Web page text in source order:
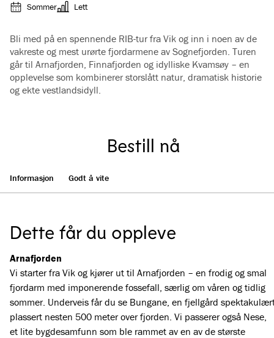
Sommer Lett
Bli med på en spennende RIB-tur fra Vik og inn i noen av de
vakreste og mest urørte fjordarmene av Sognefjorden. Turen
går til Arnafjorden, Finnafjorden og idylliske Kvamsøy – en
opplevelse som kombinerer storslått natur, dramatisk historie
og ekte vestlandsidyll.
Bestill nå
Informasjon Godt å vite
Dette får du oppleve
Arnafjorden
Vi starter fra Vik og kjører ut til Arnafjorden – en frodig og smal
fjordarm med imponerende fossefall, særlig om våren og tidlig
sommer. Underveis får du se Bungane, en fjellgård
plassert nesten 500 meter over fjorden. Vi passerer også Nese,
et lite bygdesamfunn som ble rammet av en av de største